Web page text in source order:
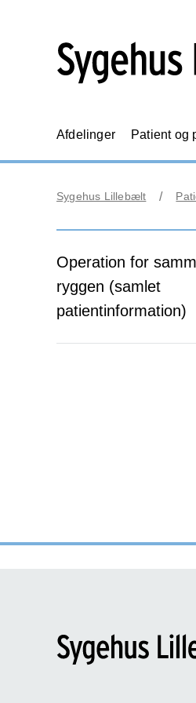
Afdelinger Patient og
Sygehus Lillebælt
Operation for
ryggen (samlet
patientinformation)